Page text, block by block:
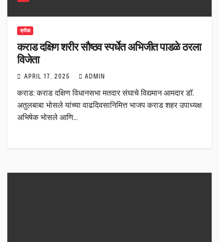
क्रीडा
कराड दक्षिण शरीर सौष्ठव स्पर्धेत अभिजीत पाडळे ठरला
विजेता
APRIL 17, 2025 ADMIN
कराड: कराड दक्षिण विधानसभा मतदार संघाचे विद्यमान आमदार डॉ.
अतुलबाबा भोसले यांच्या वाढदिवसानिमित्त भाजप कराड शहर उपाध्यक्ष
अभिषेक भोसले आणि…